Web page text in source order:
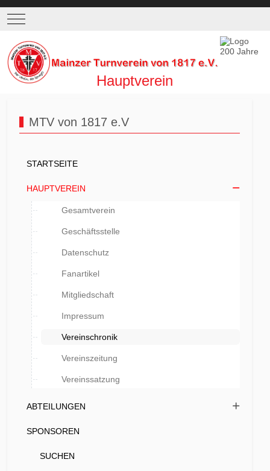
Mobile Menu Toggle
Hauptverein
MTV von 1817 e.V
STARTSEITE
HAUPTVEREIN
Gesamtverein
Geschäftsstelle
Datenschutz
Fanartikel
Mitgliedschaft
Impressum
Vereinschronik
Vereinszeitung
Vereinssatzung
ABTEILUNGEN
SPONSOREN
SUCHEN